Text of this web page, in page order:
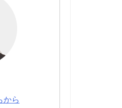
から